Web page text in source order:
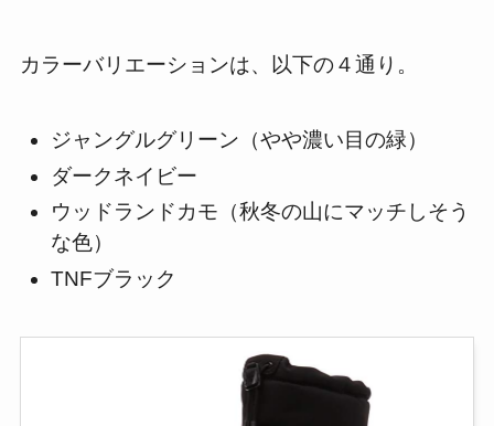
カラーバリエーションは、以下の４通り。
ジャングルグリーン（やや濃い目の緑）
ダークネイビー
ウッドランドカモ（秋冬の山にマッチしそう
な色）
TNFブラック